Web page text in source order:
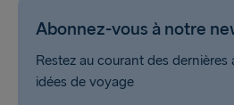
Abonnez-vous à notre
Restez au courant des
idées de voyage